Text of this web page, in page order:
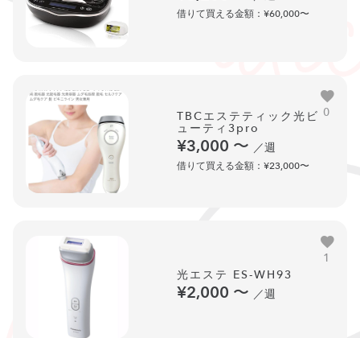
借りて買える金額：¥60,000〜
TBCエステティック光ビ
ューティ3pro
¥3,000 〜 ／週
借りて買える金額：¥23,000〜
0
光エステ ES-WH93
¥2,000 〜 ／週
1